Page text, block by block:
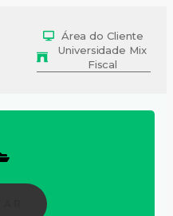
Área do Cliente
Universidade Mix
Fiscal